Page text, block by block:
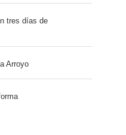
tres días de
Arroyo